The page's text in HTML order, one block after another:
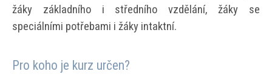
žáky základního i středního vzdělání, žáky se
speciálními potřebami i žáky intaktní.
Pro koho je kurz určen?